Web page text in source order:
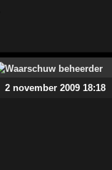
2 november 2009 18:18